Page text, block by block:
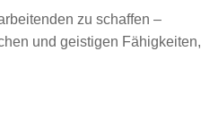
zu schaffen –
und geistigen Fähigkeiten,